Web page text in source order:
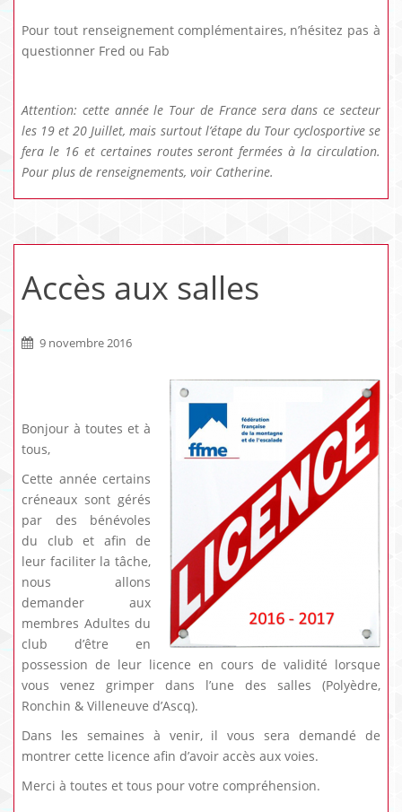
Pour tout renseignement complémentaires, n’hésitez pas à
questionner Fred ou Fab
Attention: cette année le Tour de France sera dans ce secteur
les 19 et 20 Juillet, mais surtout l’étape du Tour cyclosportive se
fera le 16 et certaines routes seront fermées à la circulation.
Pour plus de renseignements, voir Catherine.
Accès aux salles
9 novembre 2016
Bonjour à toutes et à
tous,
Cette année certains
créneaux sont gérés
par des bénévoles
du club et afin de
leur faciliter la tâche,
nous allons
demander aux
membres Adultes du
club d’être en
possession de leur licence en cours de validité lorsque
vous venez grimper dans l’une des salles (Polyèdre,
Ronchin & Villeneuve d’Ascq).
Dans les semaines à venir, il vous sera demandé de
montrer cette licence afin d’avoir accès aux voies.
Merci à toutes et tous pour votre compréhension.